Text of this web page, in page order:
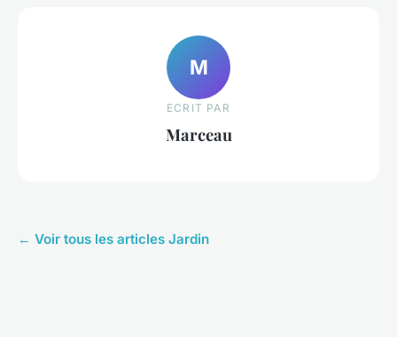
M
ECRIT PAR
Marceau
← Voir tous les articles Jardin